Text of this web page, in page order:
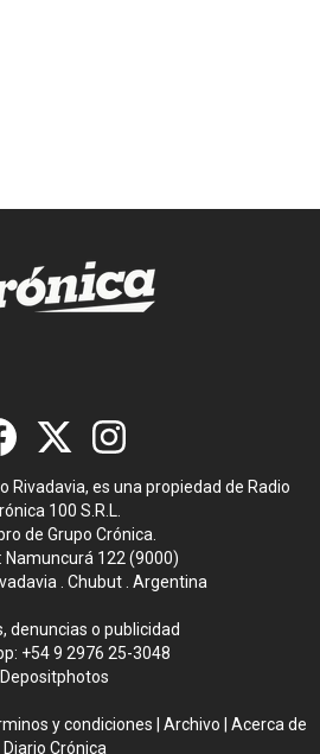
Rivadavia, es una propiedad de Radio
100 S.R.L.
de Grupo Crónica.
Namuncurá 122 (9000)
. Chubut . Argentina
denuncias o publicidad
+54 9 2976 25-3048
Depositphotos
y condiciones Archivo
Acerca de
Diario Crónica